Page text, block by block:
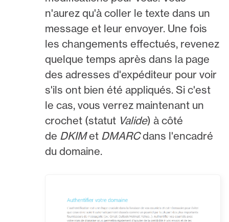
n'aurez qu'à coller le texte dans un
message et leur envoyer. Une fois
les changements effectués, revenez
quelque temps après dans la page
des adresses d'expéditeur pour voir
s'ils ont bien été appliqués. Si c'est
le cas, vous verrez maintenant un
crochet (statut Valide) à côté
de DKIMet DMARCdans l'encadré
du domaine.